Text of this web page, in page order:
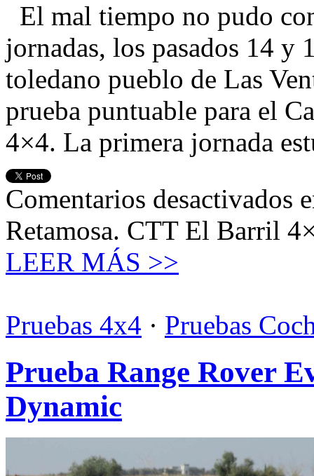
El mal tiempo no pudo
jornadas, los pasados 14 y
toledano pueblo de Las
prueba puntuable para el
4×4. La primera jornada
Comentarios desactivados
Retamosa. CTT El Barril
LEER MÁS >>
Pruebas 4x4 · Pruebas
Prueba Range Rover
Dynamic